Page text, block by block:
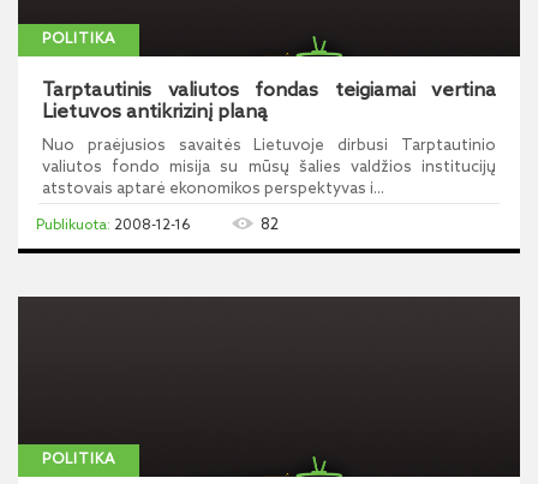
POLITIKA
Tarptautinis valiutos fondas teigiamai vertina
Lietuvos antikrizinį planą
Nuo praėjusios savaitės Lietuvoje dirbusi Tarptautinio
valiutos fondo misija su mūsų šalies valdžios institucijų
atstovais aptarė ekonomikos perspektyvas i...
2008-12-16 82
POLITIKA